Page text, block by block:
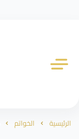
الرئيسية الخواتم